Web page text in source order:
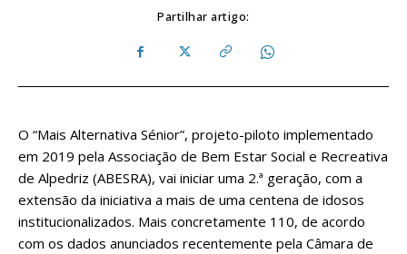
Partilhar artigo:
O “Mais Alternativa Sénior”, projeto-piloto implementado
em 2019 pela Associação de Bem Estar Social e Recreativa
de Alpedriz (ABESRA), vai iniciar uma 2.ª geração, com a
extensão da iniciativa a mais de uma centena de idosos
institucionalizados. Mais concretamente 110, de acordo
com os dados anunciados recentemente pela Câmara de